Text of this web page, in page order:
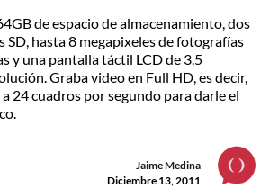
de espacio de almacenamiento, dos
SD, hasta 8 megapixeles de fotografías
y una pantalla táctil LCD de 3.5
Graba video en Full HD, es decir,
24 cuadros por segundo para darle el
Jaime Medina
Diciembre 13, 2011